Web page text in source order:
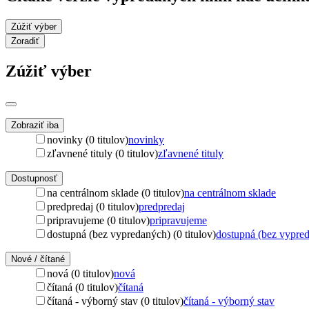
Zúžiť výber
Zoradiť
Zúžiť výber
Zobraziť iba
novinky (0 titulov)novinky
zľavnené tituly (0 titulov)zľavnené tituly
Dostupnosť
na centrálnom sklade (0 titulov)na centrálnom sklade
predpredaj (0 titulov)predpredaj
pripravujeme (0 titulov)pripravujeme
dostupná (bez vypredaných) (0 titulov)dostupná (bez
Nové / čítané
nová (0 titulov)nová
čítaná (0 titulov)čítaná
čítaná - výborný stav (0 titulov)čítaná - výborný stav